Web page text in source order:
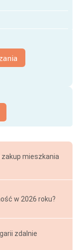
mieszkania
w 2026 roku?
zdalnie